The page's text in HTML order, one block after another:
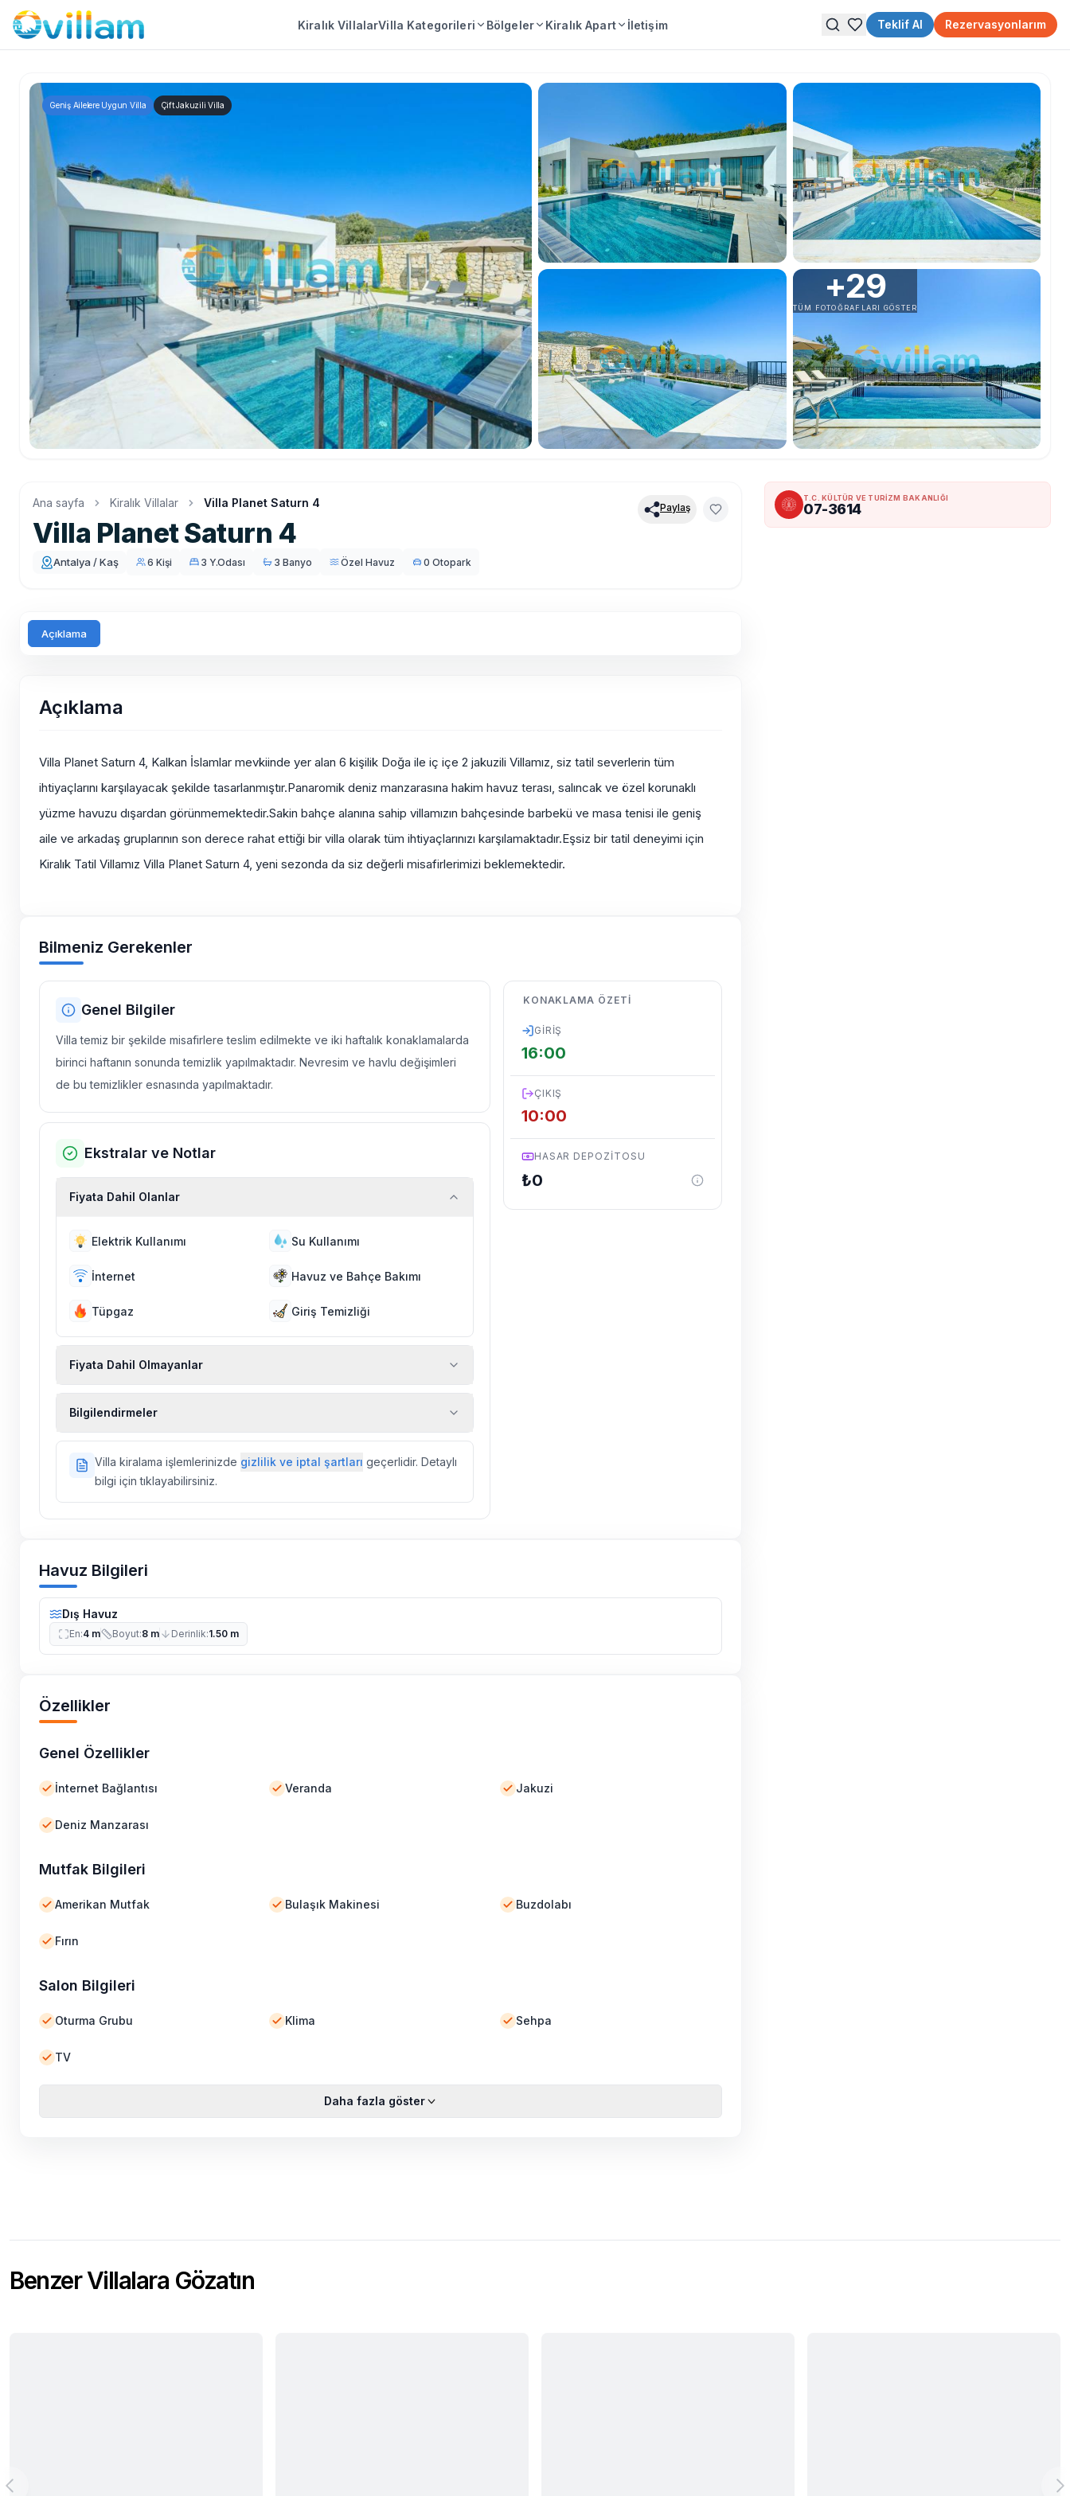
Kiralık VillalarVilla Kategorileri Bölgeler Kiralık Apart İletişim Teklif Al Rezervasyonlarım
Geniş Ailelere Uygun Villa Çift Jakuzili Villa
+29
TÜM FOTOĞRAFLARI GÖSTER
Ana sayfa Kiralık Villalar Villa Planet Saturn 4
Villa Planet Saturn 4
Paylaş
Antalya / Kaş 6 Kişi 3 Y.Odası 3 Banyo Özel Havuz 0 Otopark
T.C. KÜLTÜR VE TURİZM BAKANLIĞI
07-3614
Açıklama
Açıklama
Villa Planet Saturn 4, Kalkan İslamlar mevkiinde yer alan 6 kişilik Doğa ile iç içe 2 jakuzili Villamız, siz tatil severlerin tüm
ihtiyaçlarını karşılayacak şekilde tasarlanmıştır.Panaromik deniz manzarasına hakim havuz terası, salıncak ve özel korunaklı
yüzme havuzu dışardan görünmemektedir.Sakin bahçe alanına sahip villamızın bahçesinde barbekü ve masa tenisi ile geniş
aile ve arkadaş gruplarının son derece rahat ettiği bir villa olarak tüm ihtiyaçlarınızı karşılamaktadır.Eşsiz bir tatil deneyimi için
Kiralık Tatil Villamız Villa Planet Saturn 4, yeni sezonda da siz değerli misafirlerimizi beklemektedir.
Bilmeniz Gerekenler
Genel Bilgiler
Villa temiz bir şekilde misafirlere teslim edilmekte ve iki haftalık konaklamalarda
birinci haftanın sonunda temizlik yapılmaktadır. Nevresim ve havlu değişimleri
de bu temizlikler esnasında yapılmaktadır.
Ekstralar ve Notlar
Fiyata Dahil Olanlar
Elektrik Kullanımı Su Kullanımı
İnternet Havuz ve Bahçe Bakımı
Tüpgaz Giriş Temizliği
Fiyata Dahil Olmayanlar
Bilgilendirmeler
ilaçlama yapılmaktadır. Buna rağmen çevrede kelebek, böcek, sinek
vs. bulunma ihtimali vardır.
Villalarımızın bulunmuş olduğu bölgelerde dönemsel olarak altyapı
Villa kiralama işlemlerinizde gizlilik ve iptal şartları geçerlidir. Detaylı
bilgi için tıklayabilirsiniz.
KONAKLAMA ÖZETI
GIRIŞ
16:00
ÇIKIŞ
10:00
HASAR DEPOZITOSU
₺0
Havuz Bilgileri
Dış Havuz
En:4 m Boyut:8 m Derinlik:1.50 m
Özellikler
Genel Özellikler
İnternet Bağlantısı Veranda Jakuzi
Deniz Manzarası
Mutfak Bilgileri
Amerikan Mutfak Bulaşık Makinesi Buzdolabı
Fırın
Salon Bilgileri
Oturma Grubu Klima Sehpa
TV
Daha fazla göster
Benzer Villalara Gözatın